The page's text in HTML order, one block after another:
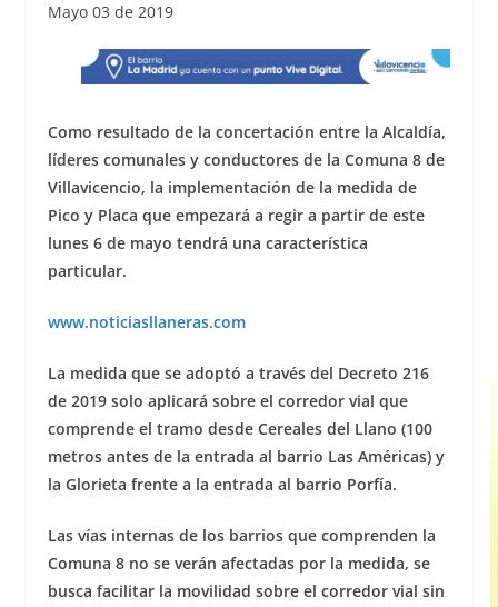
c
e
b
o
o
k
at
s
A
p
p
e
n
g
er
e
Mayo 03 de 2019
Como resultado de la concertación entre la Alcaldía,
líderes comunales y conductores de la Comuna 8 de
Villavicencio, la implementación de la medida de
Pico y Placa que empezará a regir a partir de este
lunes 6 de mayo tendrá una característica
particular.
www.noticiasllaneras.com
La medida que se adoptó a través del Decreto 216
de 2019 solo aplicará sobre el corredor vial que
comprende el tramo desde Cereales del Llano (100
metros antes de la entrada al barrio Las Américas) y
la Glorieta frente a la entrada al barrio Porfía.
Las vías internas de los barrios que comprenden la
Comuna 8 no se verán afectadas por la medida, se
busca facilitar la movilidad sobre el corredor vial sin